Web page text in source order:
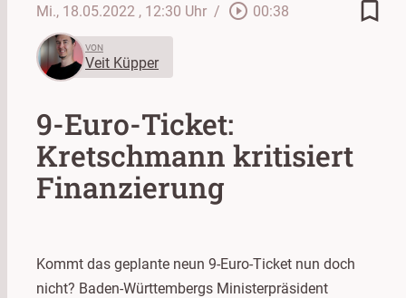
Mi., 18.05.2022 , 12:30 Uhr / play_circle_outline 00:38 bookmark_border
VON
Veit Küpper
9-Euro-Ticket:
Kretschmann kritisiert
Finanzierung
Kommt das geplante neun 9-Euro-Ticket nun doch
nicht? Baden-Württembergs Ministerpräsident